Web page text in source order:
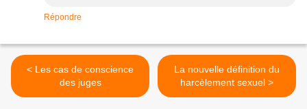
Répondre
< Les cas de conscience
des juges
La nouvelle définition du
harcèlement sexuel >